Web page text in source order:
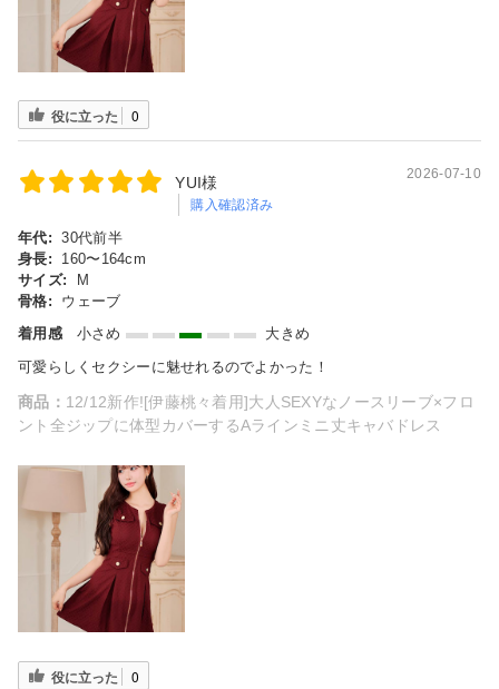
役に立った 0
YUI様
購入確認済み
2026-07-10
年代: 30代前半
身長:
160〜164cm
サイズ:
M
骨格:
ウェーブ
着用感
小さめ
大きめ
可愛らしくセクシーに魅せれるのでよかった！
商品： 12/12新作![伊藤桃々着用]大人SEXYなノースリーブ×フロ
ント全ジップに体型カバーするAラインミニ丈キャバドレス
役に立った 0